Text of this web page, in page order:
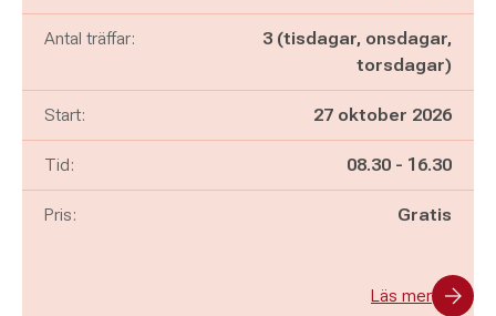
Antal träffar:
3 (tisdagar, onsdagar,
torsdagar)
Start: 27 oktober 2026
Tid: Pågår mellan
08.30 - och
16.30
Pris: Gratis
Läs mer